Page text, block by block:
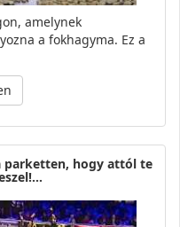
amelynek
a fokhagyma. Ez a
parketten, hogy attól te